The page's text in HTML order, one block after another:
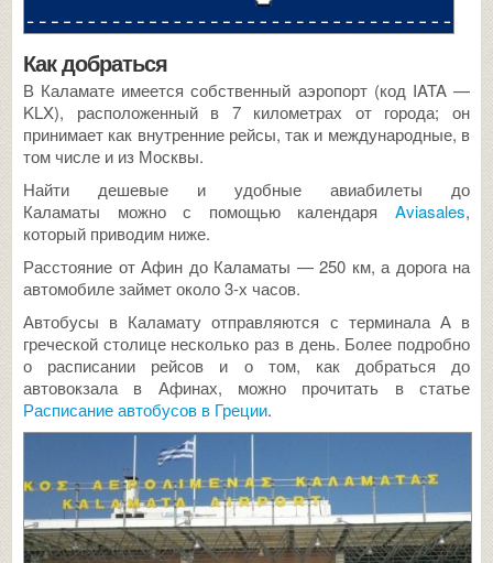
Как добраться
В Каламате имеется собственный аэропорт (код IATA —
KLX), расположенный в 7 километрах от города; он
принимает как внутренние рейсы, так и международные, в
том числе и из Москвы.
Найти дешевые и удобные авиабилеты до
Каламаты можно с помощью календаря Aviasales,
который приводим ниже.
Расстояние от Афин до Каламаты — 250 км, а дорога на
автомобиле займет около 3-х часов.
Автобусы в Каламату отправляются с терминала А в
греческой столице несколько раз в день. Более подробно
о расписании рейсов и о том, как добраться до
автовокзала в Афинах, можно прочитать в статье
Расписание автобусов в Греции.